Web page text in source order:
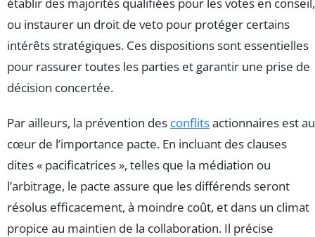
ou instaurer un droit de veto pour protéger certains
intérêts stratégiques. Ces dispositions sont essentielles
pour rassurer toutes les parties et garantir une prise de
décision concertée.
Par ailleurs, la prévention des conflitsactionnaires est au
cœur de l’importance pacte. En incluant des clauses
dites « pacificatrices », telles que la médiation ou
l’arbitrage, le pacte assure que les différends seront
résolus efficacement, à moindre coût, et dans un climat
propice au maintien de la collaboration. Il précise